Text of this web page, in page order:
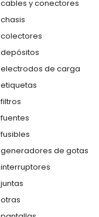
cables y conectores
chasis
colectores
depósitos
electrodos de carga
etiquetas
filtros
fuentes
fusibles
generadores de gotas
interruptores
juntas
otras